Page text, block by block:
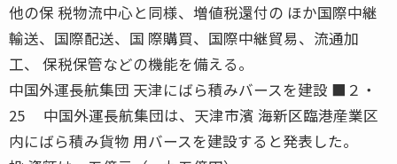
他の保 税物流中心と同様、増値税還付の ほか国際中継
輸送、国際配送、国 際購買、国際中継貿易、流通加
工、 保税保管などの機能を備える。
中国外運長航集団 天津にばら積みバースを建設 ■２・
25 中国外運長航集団は、天津市濱 海新区臨港産業区
内にばら積み貨物 用バースを建設すると発表した。